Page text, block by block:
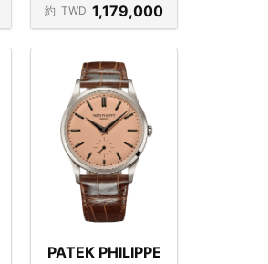
約 TWD 1,179,000
PATEK PHILIPPE